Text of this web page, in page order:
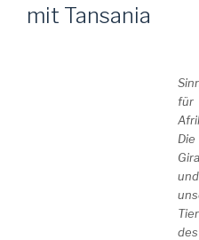
mit Tansania
für
Die
und
Tier
des